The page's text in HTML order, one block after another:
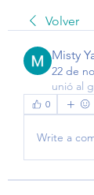
Volver
Misty
22 de
unió al
0
Write a